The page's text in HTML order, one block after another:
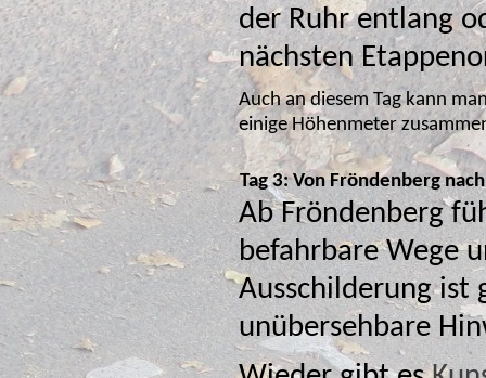
der Ruhr entlang oder auf kleinen Straßen bis zu unserem
nächsten
Auch an diesem Tag kann man
einige Höhenmeter
Tag 3: Von Fröndenberg
Ab Fröndenberg
befahrbare Wege und kleine
Ausschilderung ist